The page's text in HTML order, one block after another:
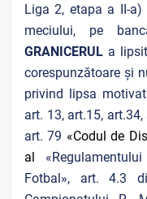
Liga 2, etapa a II-a)
meciului, pe
GRANICERUL a
corespunzătoare și
privind lipsa
art. 13, art.15,
art. 79 «Codul de
al
Fotbal», art. 4.3